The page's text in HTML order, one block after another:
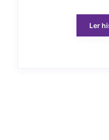
Ler